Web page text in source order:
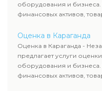
сделок, кредитования и
оборудования и
финансовых активов,
оценка животных и
определяют рыночную
рассчитывают ущерб. Все
требованиям
сделок, кредитования и
Оценка в Караганда
Оценка в Караганда -
предлагает услуги
оборудования и
финансовых активов,
оценка животных и